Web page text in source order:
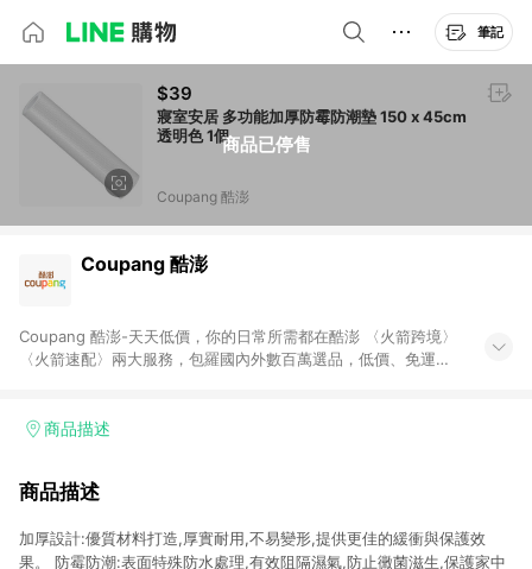
筆記
商品已停售
$39
寢室安居 多功能加厚防霉防潮墊 150 x 45cm
透明色 1個
Coupang 酷澎
Coupang 酷澎
Coupang 酷澎-天天低價，你的日常所需都在酷澎 〈火箭跨境〉
〈火箭速配〉兩大服務，包羅國內外數百萬選品，低價、免運，
加入WOW會員告別湊免運，火箭速配、火箭跨境優質選品不限金
商品描述
商品描述
加厚設計:優質材料打造,厚實耐用,不易變形,提供更佳的緩衝與保護效
果。 防霉防潮:表面特殊防水處理,有效阻隔濕氣,防止黴菌滋生,保護家中